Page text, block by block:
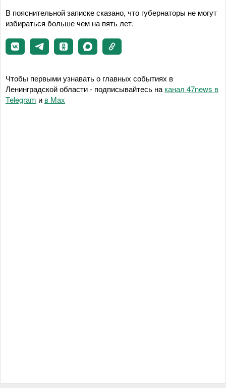
В пояснительной записке сказано, что губернаторы не могут
избираться больше чем на пять лет.
Чтобы первыми узнавать о главных событиях в
Ленинградской области - подписывайтесь на канал 47news в
Telegram и в Maх